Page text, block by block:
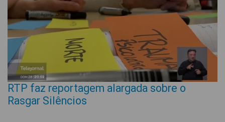
RTP faz reportagem alargada sobre o
Rasgar Silêncios